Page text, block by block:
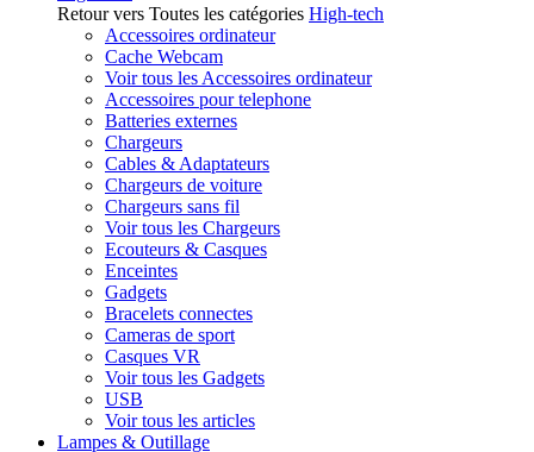
Retour vers Toutes les catégories High-tech
Accessoires ordinateur
Cache Webcam
Voir tous les Accessoires ordinateur
Accessoires pour telephone
Batteries externes
Chargeurs
Cables & Adaptateurs
Chargeurs de voiture
Chargeurs sans fil
Voir tous les Chargeurs
Ecouteurs & Casques
Enceintes
Gadgets
Bracelets connectes
Cameras de sport
Casques VR
Voir tous les Gadgets
USB
Voir tous les articles
Lampes & Outillage